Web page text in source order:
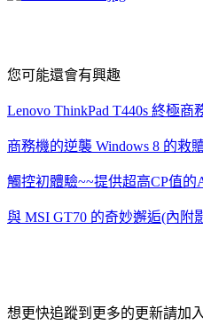
您可能還會有興趣
Lenovo ThinkPad T440s 終極商
商務機的逆襲 Windows 8 的救
觸控初體驗~~提供超高CP值的
與 MSI GT70 的奇妙邂逅(內附
想更快追蹤到更多的更新請加入